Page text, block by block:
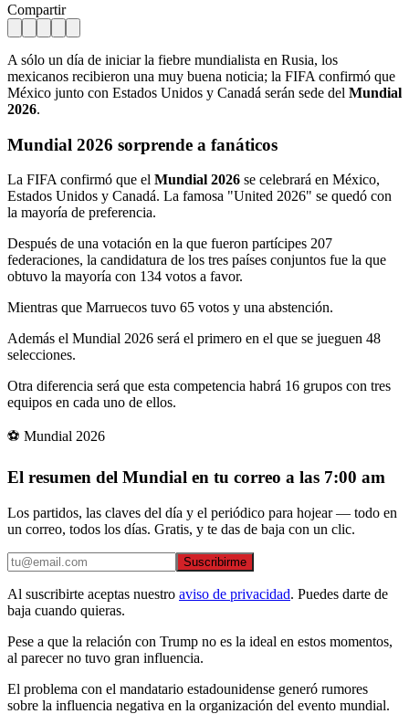
Compartir
A sólo un día de iniciar la fiebre mundialista en Rusia, los
mexicanos recibieron una muy buena noticia; la FIFA confirmó que
México junto con Estados Unidos y Canadá serán sede del Mundial
2026.
Mundial 2026 sorprende a fanáticos
La FIFA confirmó que el Mundial 2026 se celebrará en México,
Estados Unidos y Canadá. La famosa "United 2026" se quedó con
la mayoría de preferencia.
Después de una votación en la que fueron partícipes 207
federaciones, la candidatura de los tres países conjuntos fue la que
obtuvo la mayoría con 134 votos a favor.
Mientras que Marruecos tuvo 65 votos y una abstención.
Además el Mundial 2026 será el primero en el que se jueguen 48
selecciones.
Otra diferencia será que esta competencia habrá 16 grupos con tres
equipos en cada uno de ellos.
⚽ Mundial 2026
El resumen del Mundial en tu correo a las 7:00 am
Los partidos, las claves del día y el periódico para hojear — todo en
un correo, todos los días. Gratis, y te das de baja con un clic.
Suscribirme
Al suscribirte aceptas nuestro aviso de privacidad. Puedes darte de
baja cuando quieras.
Pese a que la relación con Trump no es la ideal en estos momentos,
al parecer no tuvo gran influencia.
El problema con el mandatario estadounidense generó rumores
sobre la influencia negativa en la organización del evento mundial.